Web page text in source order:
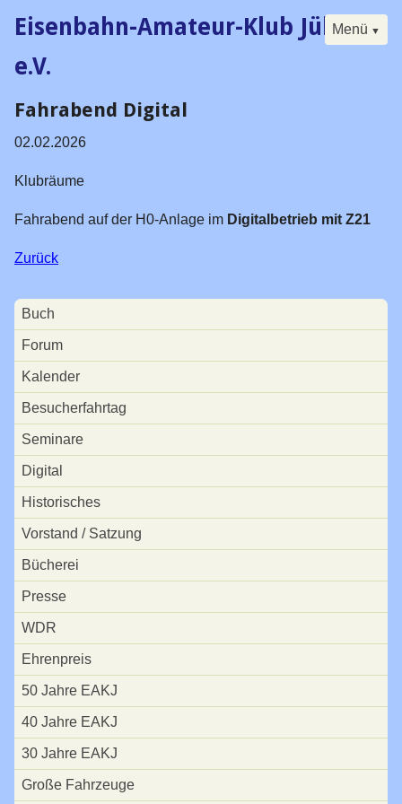
Menü
Eisenbahn-Amateur-Klub Jülich
e.V.
Navigation
Start
Der Klub
Buch
Seminare
Digital
Historisches
Vorstand / Satzung
Bücherei
Presse
WDR
Ehrenpreis
50 Jahre EAKJ
40 Jahre EAKJ
30 Jahre EAKJ
Große Fahrzeuge
Vorbild-Fotos
Tage der offenen Tür
02.05.2026
23.09.2023
Fahrabend Digital
02.02.2026
Klubräume
Fahrabend auf der H0-Anlage im Digitalbetrieb mit Z21
Zurück
Navigation
überspringen
Buch
Forum
Kalender
Besucherfahrtag
Seminare
Digital
Historisches
Vorstand / Satzung
Bücherei
Presse
WDR
Ehrenpreis
50 Jahre EAKJ
40 Jahre EAKJ
30 Jahre EAKJ
Große Fahrzeuge